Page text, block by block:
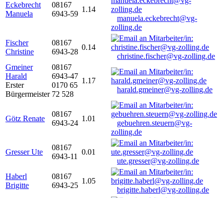
Eckebrecht
Manuela
08167
6943-59
1.14
manuela.eckebrecht@vg-
zolling.de
Fischer
Christine
08167
6943-28
0.14
christine.fischer@vg-zolling.de
Gmeiner
Harald
Erster
Bürgermeister
08167
6943-47
0170 65
72 528
1.17
harald.gmeiner@vg-zolling.de
Götz Renate
08167
6943-24
1.01
gebuehren.steuern@vg-
zolling.de
Gresser Ute
08167
6943-11
0.01
ute.gresser@vg-zolling.de
Haberl
Brigitte
08167
6943-25
1.05
brigitte.haberl@vg-zolling.de